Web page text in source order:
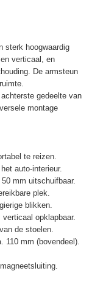
sterk hoogwaardig
verticaal, en
De armsteun
gedeelte van
montage
te reizen.
auto-interieur.
mm uitschuifbaar.
plek.
blikken.
opklapbaar.
de stoelen.
110 mm (bovendeel).